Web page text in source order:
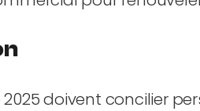
doivent concilier